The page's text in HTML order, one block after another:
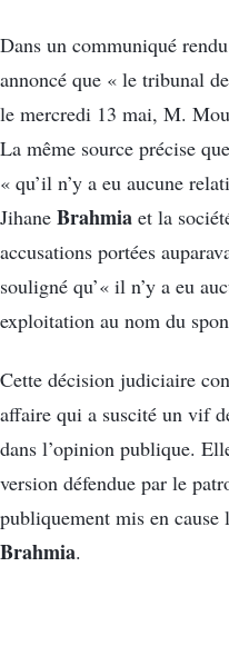
Dans un communiqué
annoncé que « le tribunal de
le mercredi 13 mai, M.
La même source précise
« qu’il n’y a eu aucune
Jihane Brahmia et la
accusations portées
souligné qu’« il n’y a eu
exploitation au nom du
Cette décision judiciaire
affaire qui a suscité un vif
dans l’opinion publique.
version défendue par le
publiquement mis en
Brahmia.